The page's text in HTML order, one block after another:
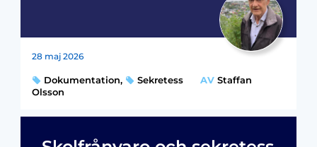
28 maj 2026
Dokumentation, Sekretess AV Staffan
Olsson